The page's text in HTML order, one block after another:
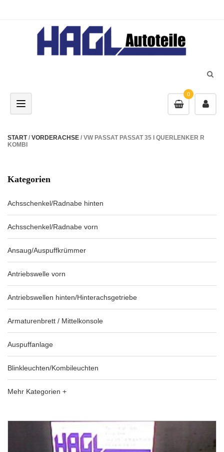
0
Toggle navigation
START/ VORDERACHSE / VW PASSAT PASSAT 35 I QUERLENKER R
KOMBI
Kategorien
Achsschenkel/Radnabe hinten
Achsschenkel/Radnabe vorn
Ansaug/Auspuffkrümmer
Antriebswelle vorn
Antriebswellen hinten/Hinterachsgetriebe
Armaturenbrett / Mittelkonsole
Auspuffanlage
Blinkleuchten/Kombileuchten
Mehr Kategorien +